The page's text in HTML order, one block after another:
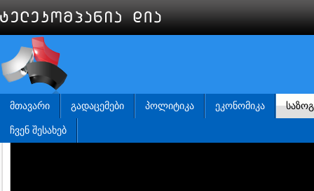
ᲛᲗᲐᲕᲐᲠᲘ ᲒᲐᲓᲐᲪᲔᲛᲔᲑᲘ ᲞᲝᲚᲘᲢᲘᲙᲐ ᲔᲙᲝᲜᲝᲛᲘᲙᲐ
ᲩᲕᲔᲜ ᲨᲔᲡᲐᲮᲔᲑ